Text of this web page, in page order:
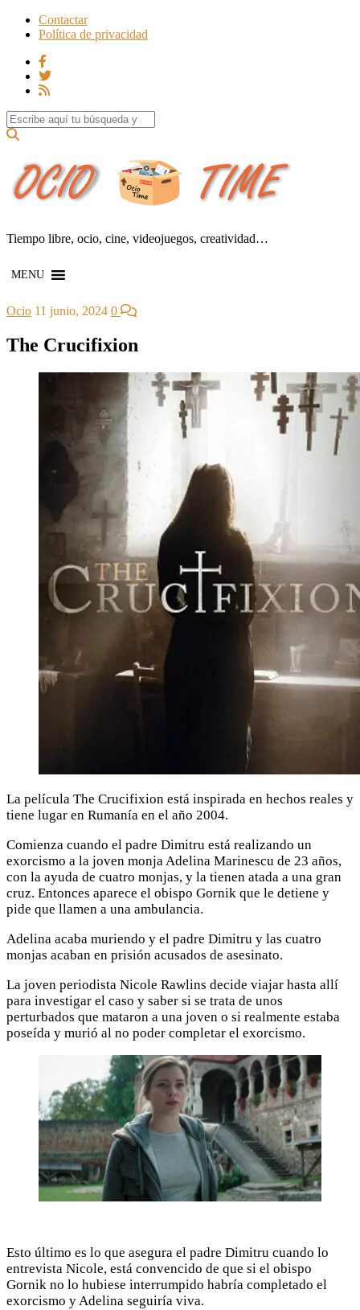
Contactar
Política de privacidad
Search for:
Tiempo libre, ocio, cine, videojuegos, creatividad…
MENU
Ocio 11 junio, 2024 0
The Crucifixion
La película The Crucifixion está inspirada en hechos reales y
tiene lugar en Rumanía en el año 2004.
Comienza cuando el padre Dimitru está realizando un
exorcismo a la joven monja Adelina Marinescu de 23 años,
con la ayuda de cuatro monjas, y la tienen atada a una gran
cruz. Entonces aparece el obispo Gornik que le detiene y
pide que llamen a una ambulancia.
Adelina acaba muriendo y el padre Dimitru y las cuatro
monjas acaban en prisión acusados de asesinato.
La joven periodista Nicole Rawlins decide viajar hasta allí
para investigar el caso y saber si se trata de unos
perturbados que mataron a una joven o si realmente estaba
poseída y murió al no poder completar el exorcismo.
Esto último es lo que asegura el padre Dimitru cuando lo
entrevista Nicole, está convencido de que si el obispo
Gornik no lo hubiese interrumpido habría completado el
exorcismo y Adelina seguiría viva.